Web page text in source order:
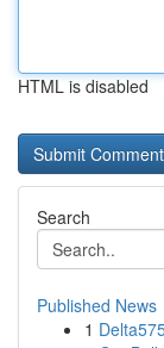
HTML is disabled
Search
Published News
1